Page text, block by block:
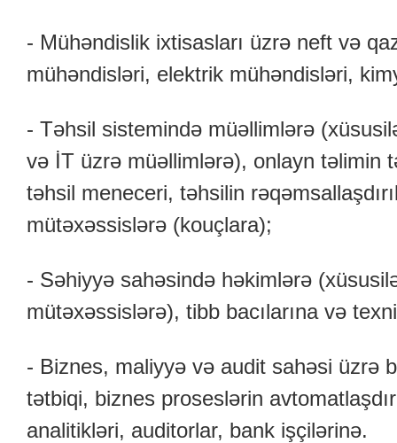
- Mühəndislik ixtisasları üzrə neft və
mühəndisləri, elektrik mühəndisləri,
- Təhsil sistemində müəllimlərə
və İT üzrə müəllimlərə), onlayn təlimin
təhsil meneceri, təhsilin
mütəxəssislərə (kouçlara);
- Səhiyyə sahəsində həkimlərə
mütəxəssislərə), tibb bacılarına və
- Biznes, maliyyə və audit sahəsi üzrə
tətbiqi, biznes proseslərin
analitikləri, auditorlar, bank işçilərinə.